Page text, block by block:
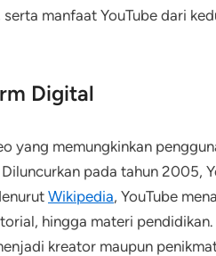
manfaat YouTube dari
Digital
yang memungkinkan
pada tahun 2005,
Wikipedia, YouTube
hingga materi
kreator maupun